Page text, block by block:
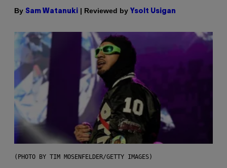
By Sam Watanuki | Reviewed by Ysolt Usigan
(PHOTO BY TIM MOSENFELDER/GETTY IMAGES)